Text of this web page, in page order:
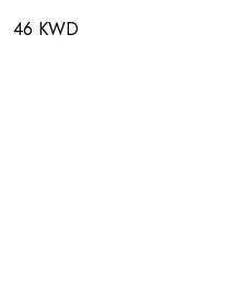
46 KWD